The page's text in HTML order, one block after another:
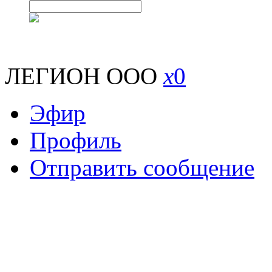
ЛЕГИОН ОООx0
Эфир
Профиль
Отправить сообщение